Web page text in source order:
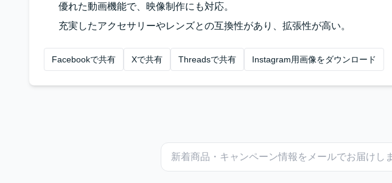
優れた動画機能で、映像制作にも対応。
充実したアクセサリーやレンズとの互換性があり、拡張性が高い。
Facebookで共有 Xで共有 Threadsで共有 Instagram用画像をダウンロード